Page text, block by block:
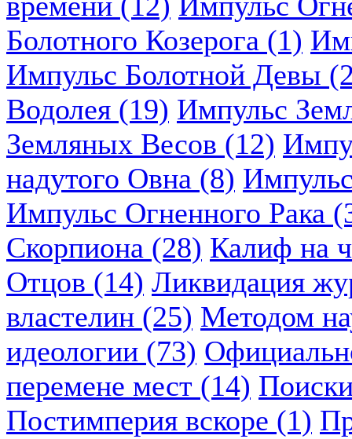
Болотного Козерога (1)
Импульс Болотной Девы
Водолея (19) Импульс
Земляных Весов (12)
надутого Овна (8)
Импульс Огненного Рака
Скорпиона (28) Калиф на
Отцов (14) Ликвидация
властелин (25) Методом
идеологии (73)
перемене мест (14)
Постимперия вскоре (1)